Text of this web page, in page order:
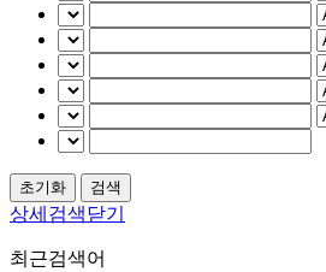
상세검색닫기
최근검색어